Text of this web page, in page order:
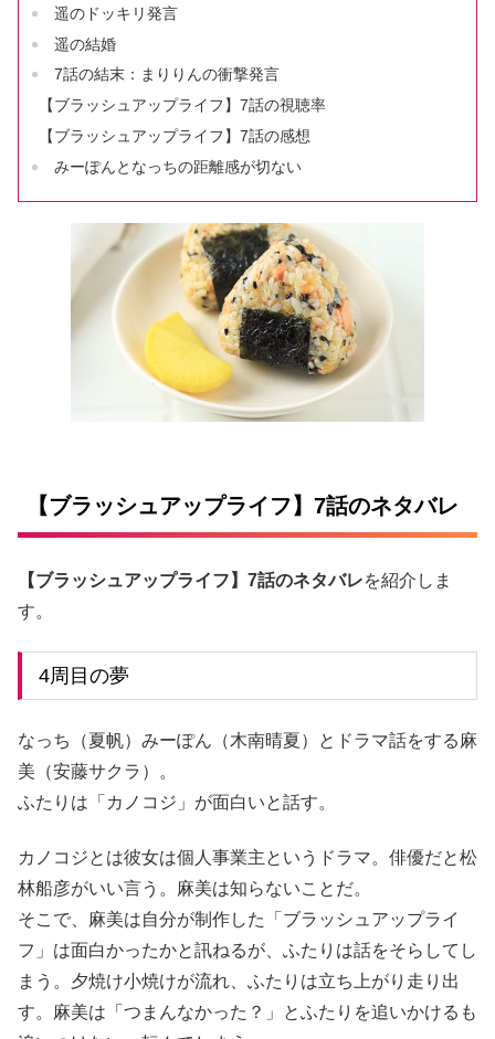
遥のドッキリ発言
遥の結婚
7話の結末：まりりんの衝撃発言
【ブラッシュアップライフ】7話の視聴率
【ブラッシュアップライフ】7話の感想
みーぽんとなっちの距離感が切ない
【ブラッシュアップライフ】7話のネタバレ
【ブラッシュアップライフ】7話のネタバレを紹介しま
す。
4周目の夢
なっち（夏帆）みーぽん（木南晴夏）とドラマ話をする麻
美（安藤サクラ）。
ふたりは「カノコジ」が面白いと話す。
カノコジとは彼女は個人事業主というドラマ。俳優だと松
林船彦がいい言う。麻美は知らないことだ。
そこで、麻美は自分が制作した「ブラッシュアップライ
フ」は面白かったかと訊ねるが、ふたりは話をそらしてし
まう。夕焼け小焼けが流れ、ふたりは立ち上がり走り出
す。麻美は「つまんなかった？」とふたりを追いかけるも